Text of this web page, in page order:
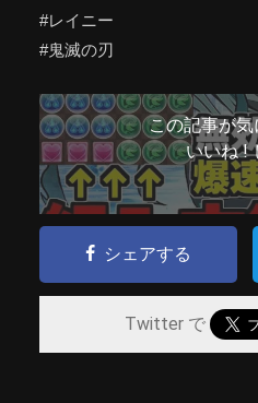
#レイニー
#鬼滅の刃
この記事が
いいね !
シェアする
Twitter で